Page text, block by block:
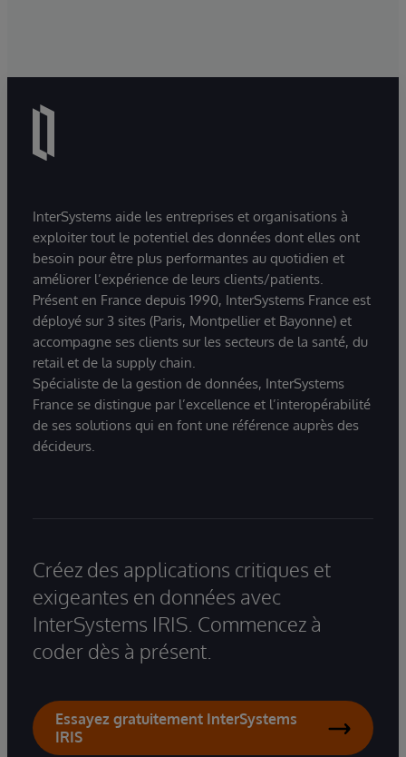
InterSystems aide les entreprises et organisations à
exploiter tout le potentiel des données dont elles ont
besoin pour être plus performantes au quotidien et
améliorer l’expérience de leurs clients/patients.
Présent en France depuis 1990, InterSystems France est
déployé sur 3 sites (Paris, Montpellier et Bayonne) et
accompagne ses clients sur les secteurs de la santé, du
retail et de la supply chain.
Spécialiste de la gestion de données, InterSystems
France se distingue par l’excellence et l’interopérabilité
de ses solutions qui en font une référence auprès des
décideurs.
Créez des applications critiques et
exigeantes en données avec
InterSystems IRIS. Commencez à
coder dès à présent.
Essayez gratuitement InterSystems
IRIS